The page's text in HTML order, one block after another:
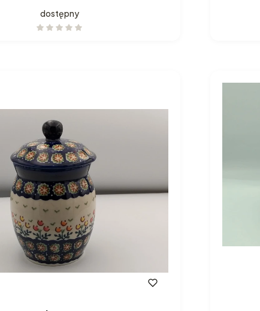
dostępny